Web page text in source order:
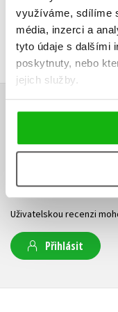
využíváme, sdílíme
média, inzerci a
tyto údaje s dalšími
poskytnuty, nebo
jejich služby.
HODNOCENÍ
V současné době
Vaše hodnocení
Uživatelskou recenzi
Přihlásit